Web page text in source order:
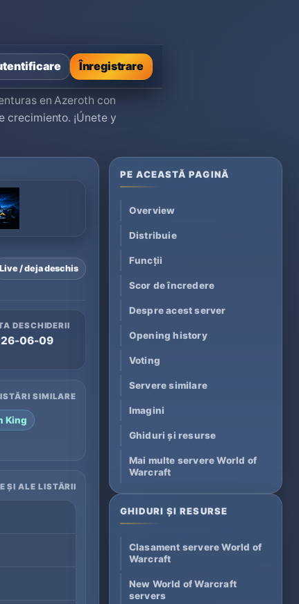
Înregistrare
en Azeroth con
crecimiento. ¡Únete y
Live / deja deschis
DESCHIDERII
06-09
SIMILARE
King
ȘI ALE LISTĂRII
PE ACEASTĂ PAGINĂ
Overview
Distribuie
Funcții
Scor de încredere
Despre acest server
Opening history
Voting
Servere similare
Imagini
Ghiduri și resurse
Mai multe servere World of
Warcraft
GHIDURI ȘI RESURSE
Clasament servere World of
Warcraft
New World of Warcraft
servers